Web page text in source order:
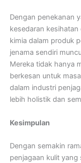
Dengan penekanan
kesedaran
kimia dalam produk
jenama sendiri
Mereka tidak hanya
berkesan untuk
dalam industri
lebih holistik dan
Kesimpulan
Dengan semakin
penjagaan kulit yang